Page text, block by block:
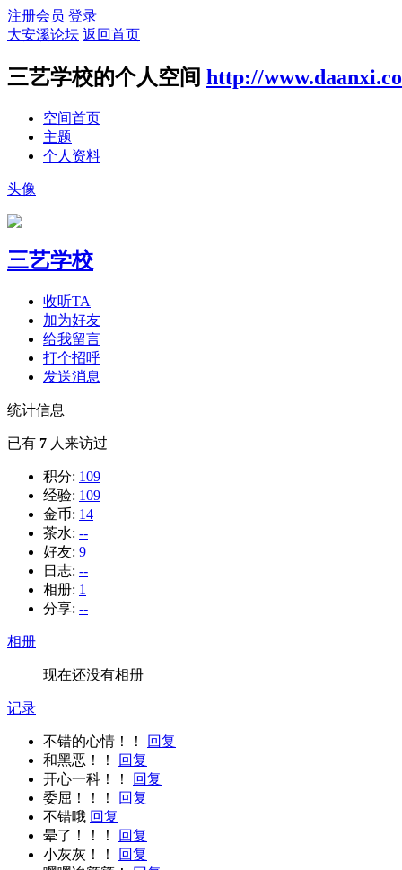
注册会员 登录
大安溪论坛 返回首页
三艺学校的个人空间 http://
空间首页
主题
个人资料
头像
三艺学校
收听TA
加为好友
给我留言
打个招呼
发送消息
统计信息
已有 7 人来访过
积分: 109
经验: 109
金币: 14
茶水: --
好友: 9
日志: --
相册: 1
分享: --
相册
现在还没有相册
记录
不错的心情！！
回复
和黑恶！！
回复
开心一科！！
回复
委屈！！！
回复
不错哦 回复
晕了！！！
回复
小灰灰！！
回复